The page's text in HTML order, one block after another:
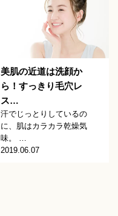
美肌の近道は洗顔か
ら！すっきり毛穴レ
ス…
汗でじっとりしているの
に、肌はカラカラ乾燥気
味。 …
2019.06.07